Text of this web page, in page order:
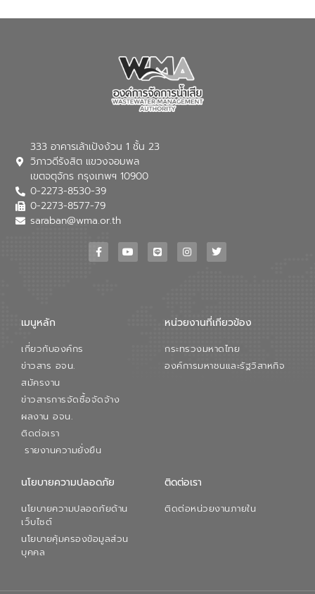
ในครั้งนี้เป็นการดึงจุดแข็งและความ
(อจน.) มาผสานกับประสบการณ์และ
เทคโนโลยีโครงข่ายน้ำครบวงจรในพื้นที่ EEC
ของอีสท์ วอเตอร์ เพื่อร่วมกันศึกษา
เทคโนโลยีการปรับปรุงคุณภาพน้ำ (Water
Reuse) และพัฒนารูปแบบการดำเนินงาน
ใช้น้ำที่พุ่งสูงขึ้นจากการขยายตัวของ
การองค์การจัดการน้ำเสีย กล่าวถึงภารกิจ
เพื่อสนับสนุนการพัฒนาเมืองอย่างยั่งยืน
ขณะที่ นายบดินทร์ อุดล กรรมการผู้อำนวย
สมดุลทางเศรษฐกิจและสิ่งแวดล้อมได้อย่าง
ภาคเอกชนในครั้งนี้ นับเป็นก้าวสำคัญของ
องค์การจัดการน้ำเสีย (อจน.) ในการร่วมวาง
333 อาคารเล้าเป้งง้วน 1 ชั้น 23
วิภาวดีรังสิต แขวงจอมพล
เขตจตุจักร กรุงเทพฯ 10900
0-2273-8530-39
0-2273-8577-79
saraban@wma.or.th
เมนูหลัก
เกี่ยวกับองค์กร
ข่าวสาร อจน.
สมัครงาน
ข่าวสารการจัดซื้อจัดจ้าง
ผลงาน อจน.
ติดต่อเรา
รายงานความยั่งยืน
หน่วยงานที่เกียวข้อง
กระทรวงมหาดไทย
องค์การมหาชนและรัฐวิสาหกิจ
นโยบายความปลอดภัย
นโยบายความปลอดภัยด้าน
เว็บไซต์
นโยบายคุ้มครองข้อมูลส่วน
บุคคล
ติดต่อเรา
ติดต่อหน่วยงานภายใน